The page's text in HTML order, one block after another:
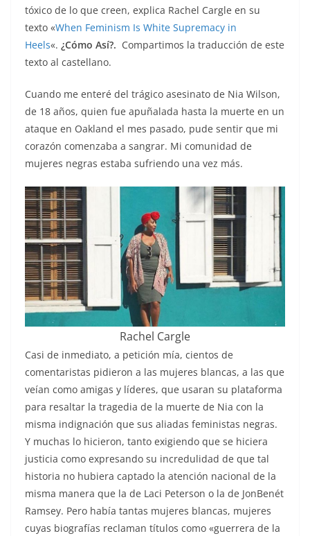
tóxico de lo que creen, explica Rachel Cargle en su
texto «When Feminism Is White Supremacy in
Heels«. ¿Cómo Así?. Compartimos la traducción de este
texto al castellano.
Cuando me enteré del trágico asesinato de Nia Wilson,
de 18 años, quien fue apuñalada hasta la muerte en un
ataque en Oakland el mes pasado, pude sentir que mi
corazón comenzaba a sangrar. Mi comunidad de
mujeres negras estaba sufriendo una vez más.
Rachel Cargle
Casi de inmediato, a petición mía, cientos de
comentaristas pidieron a las mujeres blancas, a las que
veían como amigas y líderes, que usaran su plataforma
para resaltar la tragedia de la muerte de Nia con la
misma indignación que sus aliadas feministas negras.
Y muchas lo hicieron, tanto exigiendo que se hiciera
justicia como expresando su incredulidad de que tal
historia no hubiera captado la atención nacional de la
misma manera que la de Laci Peterson o la de JonBenét
Ramsey. Pero había tantas mujeres blancas, mujeres
cuyas biografías reclaman títulos como «guerrera de la